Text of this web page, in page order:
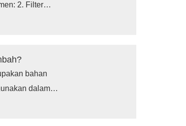
2. Filter
bahan
dalam